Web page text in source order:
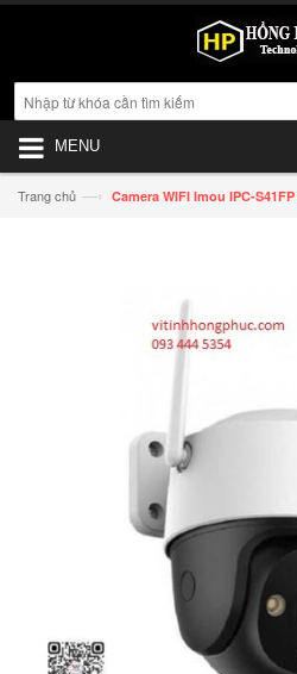
MENU
Trang chủ —› Camera WIFI Imou IPC-